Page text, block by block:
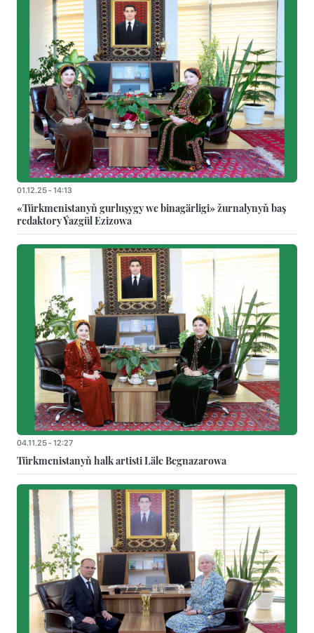
01.12.25 - 14:13
«Türkmenistanyň gurluşygy we binagärligi» žurnalynyň baş
redaktory Ýazgül Ezizowa
04.11.25 - 12:27
Türkmenistanyň halk artisti Läle Begnazarowa